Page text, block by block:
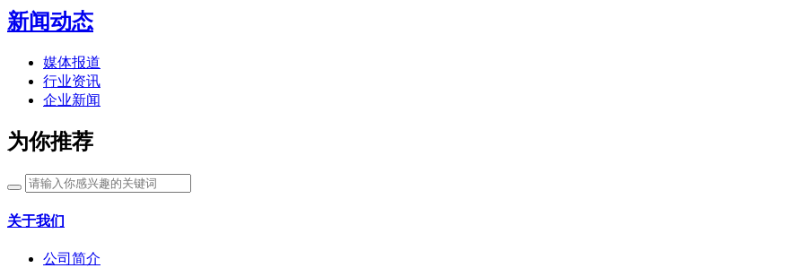
新闻动态
媒体报道
行业资讯
企业新闻
为你推荐
关于我们
公司简介